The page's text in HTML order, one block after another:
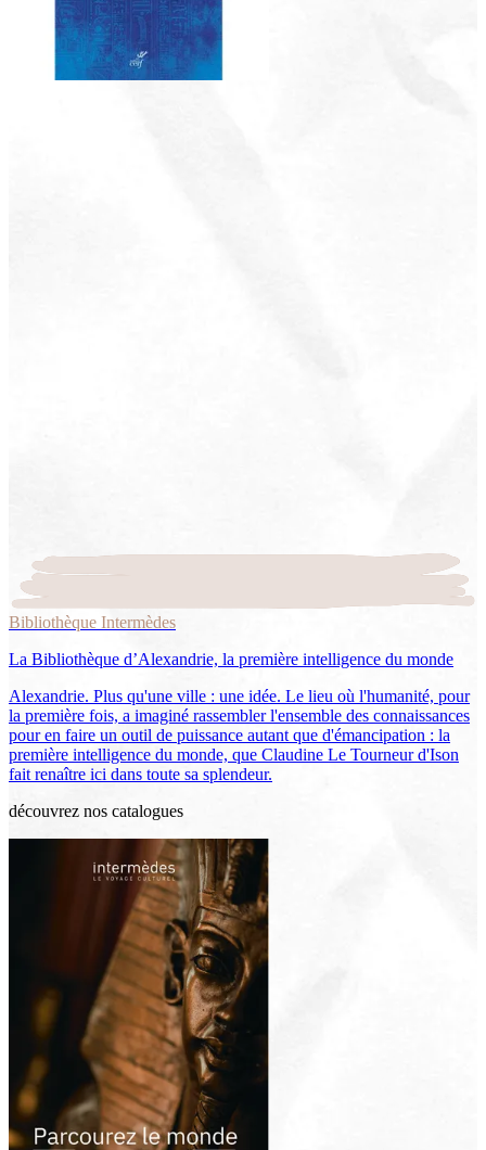
Bibliothèque Intermèdes
La Bibliothèque d’Alexandrie, la première intelligence du monde
Alexandrie. Plus qu'une ville : une idée. Le lieu où l'humanité, pour
la première fois, a imaginé rassembler l'ensemble des connaissances
pour en faire un outil de puissance autant que d'émancipation : la
première intelligence du monde, que Claudine Le Tourneur d'Ison
fait renaître ici dans toute sa splendeur.
découvrez nos catalogues